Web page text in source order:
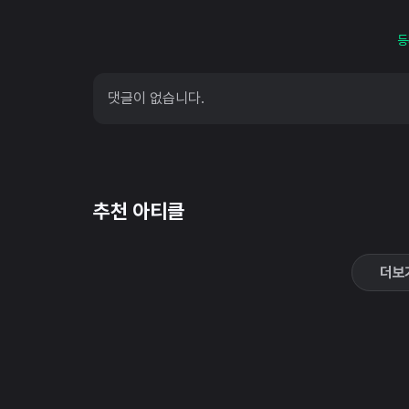
댓글이 없습니다.
추천 아티클
더